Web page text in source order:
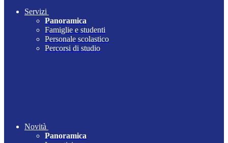
Servizi
Panoramica
Famiglie e studenti
Personale scolastico
Percorsi di studio
Novità
Panoramica